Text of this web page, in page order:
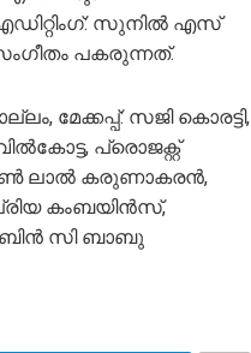
സുനില്‍ എസ്
പകരുന്നത്.
സജി കൊരട്ടി,
പ്രൊജക്റ്റ്
ലാൽ കരുണാകരൻ,
കംബയിൻസ്,
സി ബാബു